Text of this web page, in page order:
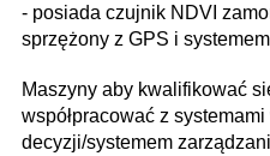
- posiada czujnik NDVI
sprzężony z GPS i
Maszyny aby kwalifikować
współpracować z
decyzji/systemem